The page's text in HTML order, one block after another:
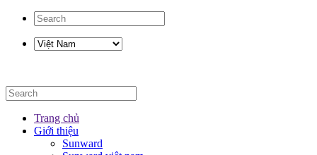
Trang chủ
Giới thiệu
Sunward